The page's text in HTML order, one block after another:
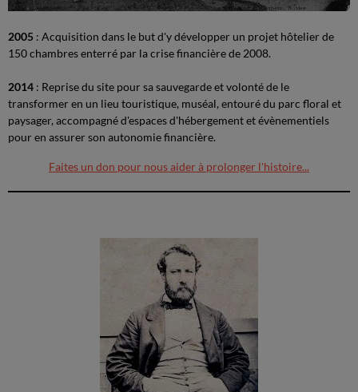
2005 : Acquisition dans le but d'y développer un projet hôtelier de
150 chambres enterré par la crise financière de 2008.
2014 : Reprise du site pour sa sauvegarde et volonté de le
transformer en un lieu touristique, muséal, entouré du parc floral et
paysager, accompagné d'espaces d'hébergement et évènementiels
pour en assurer son autonomie financière.
Faites un don pour nous aider à prolonger l'histoire...